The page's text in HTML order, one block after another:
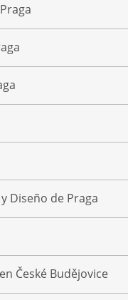
Diseño de Praga
České Budějovice